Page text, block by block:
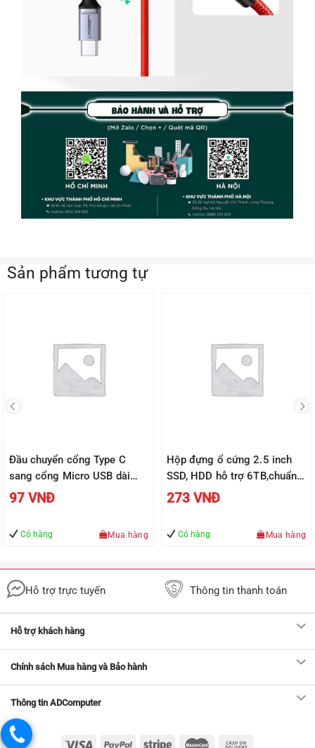
Sản phẩm tương tự
Đầu chuyển cổng Type C
sang cổng Micro USB dài
2,5cm UGREEN US282
97 VNĐ
Có hàng Mua hàng
Hộp đựng ổ cứng 2.5 inch
SSD, HDD hỗ trợ 6TB,chuẩn
SATA UGREEN US221 vỏ
273 VNĐ
Có hàng Mua hàng
Hỗ trợ trực tuyến Thông tin thanh toán
Hỗ trợ khách hàng
Chính sách Mua hàng và Bảo hành
Thông tin ADComputer